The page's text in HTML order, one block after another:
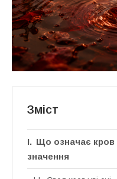
Зміст
Що означає кров
значення